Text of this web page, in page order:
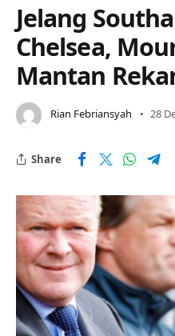
Jelang
Chelsea,
Mantan
Rian Febriansyah 28
Share